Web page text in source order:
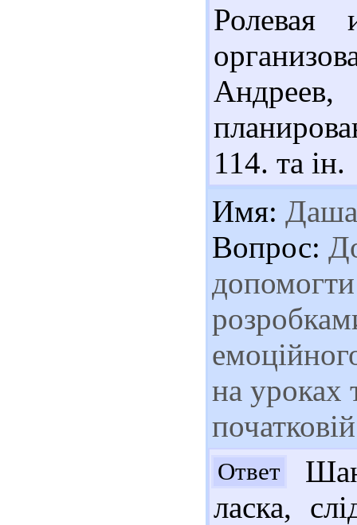
Ролевая
114. та ін.
Имя: Даша
Вопрос:
на уроках
Ответ
ласка,